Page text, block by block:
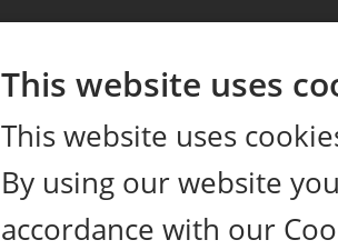
This website uses
This website uses
By using our website
accordance with our